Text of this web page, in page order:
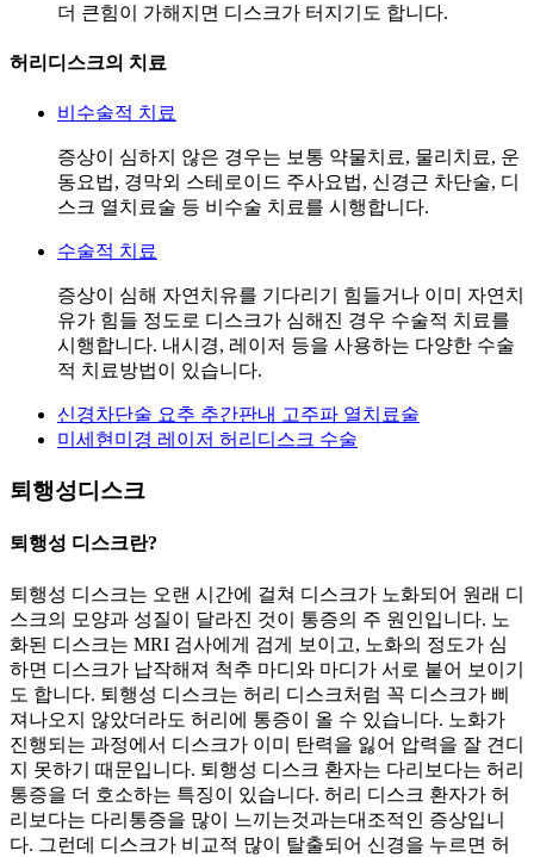
더 큰힘이 가해지면 디스크가 터지기도 합니다.
허리디스크의 치료
비수술적 치료
증상이 심하지 않은 경우는 보통 약물치료, 물리치료, 운
동요법, 경막외 스테로이드 주사요법, 신경근 차단술, 디
스크 열치료술 등 비수술 치료를 시행합니다.
수술적 치료
증상이 심해 자연치유를 기다리기 힘들거나 이미 자연치
유가 힘들 정도로 디스크가 심해진 경우 수술적 치료를
시행합니다. 내시경, 레이저 등을 사용하는 다양한 수술
적 치료방법이 있습니다.
신경차단술 요추 추간판내 고주파 열치료술
미세현미경 레이저 허리디스크 수술
퇴행성디스크
퇴행성 디스크란?
퇴행성 디스크는 오랜 시간에 걸쳐 디스크가 노화되어 원래 디
스크의 모양과 성질이 달라진 것이 통증의 주 원인입니다. 노
화된 디스크는 MRI 검사에게 검게 보이고, 노화의 정도가 심
하면 디스크가 납작해져 척추 마디와 마디가 서로 붙어 보이기
도 합니다. 퇴행성 디스크는 허리 디스크처럼 꼭 디스크가 삐
져나오지 않았더라도 허리에 통증이 올 수 있습니다. 노화가
진행되는 과정에서 디스크가 이미 탄력을 잃어 압력을 잘 견디
지 못하기 때문입니다. 퇴행성 디스크 환자는 다리보다는 허리
통증을 더 호소하는 특징이 있습니다. 허리 디스크 환자가 허
리보다는 다리통증을 많이 느끼는것과는대조적인 증상입니
다. 그런데 디스크가 비교적 많이 탈출되어 신경을 누르면 허